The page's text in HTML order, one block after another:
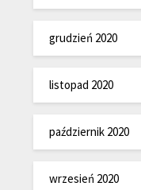
grudzień 2020
listopad 2020
październik 2020
wrzesień 2020